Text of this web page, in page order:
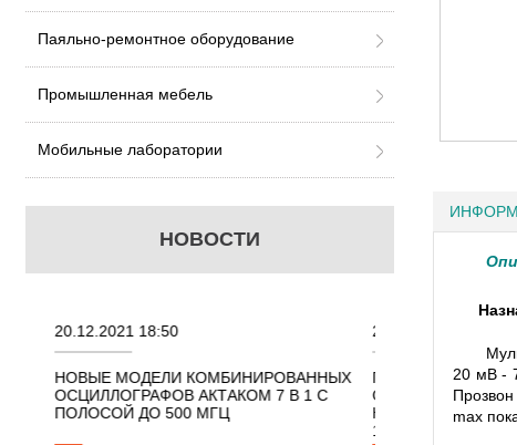
Паяльно-ремонтное оборудование
Промышленная мебель
Мобильные лаборатории
НОВОСТИ
КОМБИНИРОВАННЫХ
АКТАКОМ 7 В 1 С
МГЦ
ПОРТАТИВНЫЕ КОМБИНИРОВАННЫЕ
ОСЦИЛЛОГРАФЫ ЭКОНОМНОГО
КЛАССА АКТАКОМ "3 В 1" С ПОЛОСОЙ
20 мВ -
max